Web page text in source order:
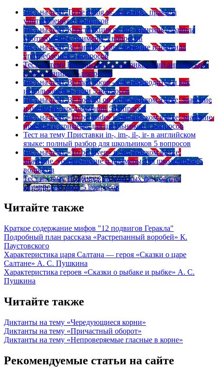
Тест на тему To be going to: значение, правила
употребления 5 вопросов
Тест на тему Конструкция go on: значения, правила
употребления, примеры 5 вопросов
Тест на тему Be familiar with: значение и правила
употребления 5 вопросов
Тест на тему Британский vs американский английский:
в чем разница? 5 вопросов
Тест на тему Be mad about - как переводится и как
использовать в речи 5 вопросов
Тест на тему Be hooked on в английском языке: значение
и примеры предложений 5 вопросов
Тест на тему «To be made» в английском языке: значение,
правила и примеры для школьников 5 вопросов
Тест на тему Приставки in-, im-, il-, ir- в английском
языке: полный разбор для школьников 5 вопросов
Тест на тему «To be given» в английском языке:
значение, употребление и примеры для школьников 5
вопросов
Тест на тему Подборка интересных фактов про
английский язык 5 вопросов
Читайте также
Краткое содержание мифов "12 подвигов Геракла"
Подробный план рассказа «Растрепанный воробей» К.
Паустовского
Характеристика царя Салтана — героя «Сказки о царе
Салтане» А. С. Пушкина
Характеристика героев «Сказки о рыбаке и рыбке» А. С.
Пушкина
Читайте также
Диктанты на тему «Чередующиеся корни»
Диктанты на тему «Причастный оборот»
Диктанты на тему «Непроверяемые гласные в корне»
Рекомендуемые статьи на сайте